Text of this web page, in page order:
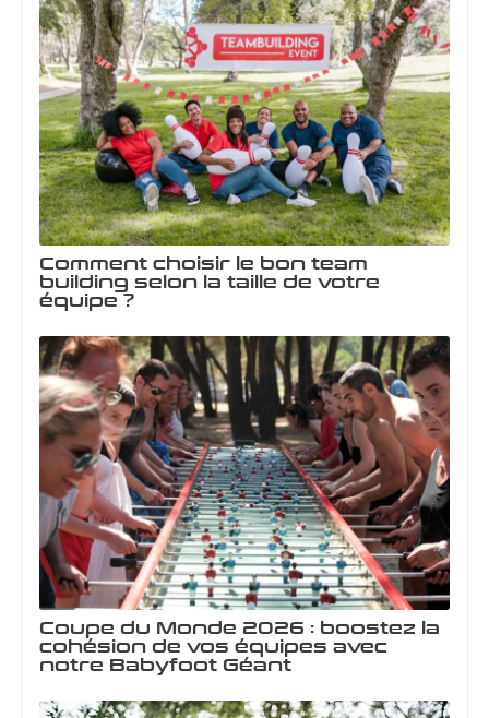
Comment choisir le bon team
building selon la taille de votre
équipe ?
Coupe du Monde 2026 : boostez la
cohésion de vos équipes avec
notre Babyfoot Géant